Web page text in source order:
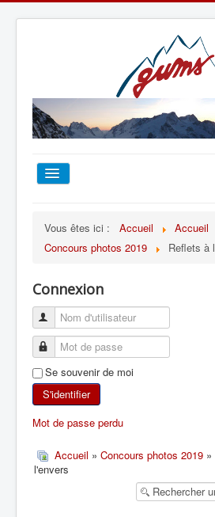
TOUT SUR LE GUMS
ESCALADE
ALPINISME
SKI DE RANDONNÉE
RANDONNÉE SPORTIVE
Vous êtes ici : Accueil Accueil
Concours photos 2019
Reflets à
Connexion
Se souvenir de moi
S'identifier
Mot de passe perdu
Accueil » Concours photos 2019
l'envers